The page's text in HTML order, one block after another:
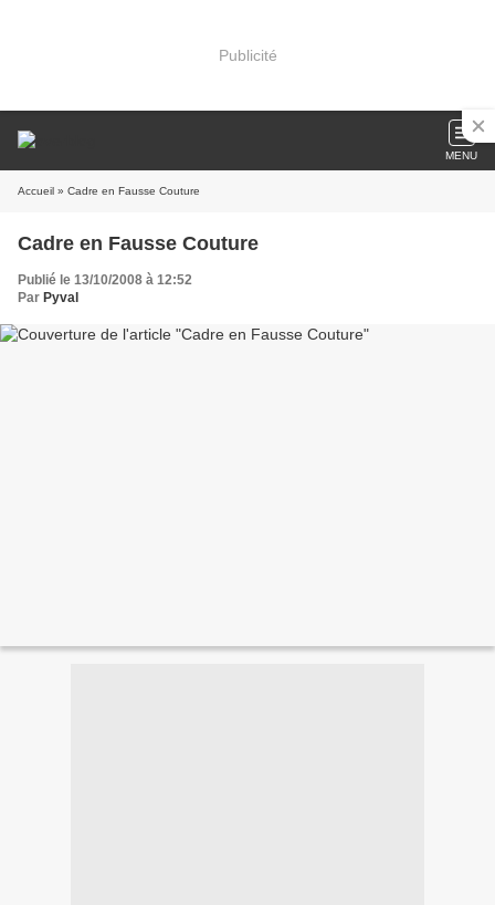
Publicité
MENU
Accueil » Cadre en Fausse Couture
Cadre en Fausse Couture
Publié le 13/10/2008 à 12:52
Par Pyval